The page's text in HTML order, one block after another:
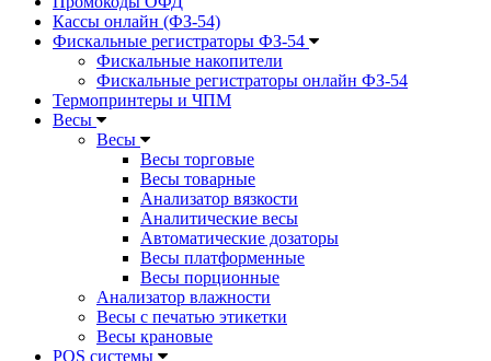
Кассы онлайн (ФЗ-54)
Фискальные регистраторы ФЗ-54
Фискальные накопители
Фискальные регистраторы онлайн ФЗ-54
Термопринтеры и ЧПМ
Весы
Весы
Весы торговые
Весы товарные
Анализатор вязкости
Аналитические весы
Автоматические дозаторы
Весы платформенные
Весы порционные
Анализатор влажности
Весы с печатью этикетки
Весы крановые
POS системы